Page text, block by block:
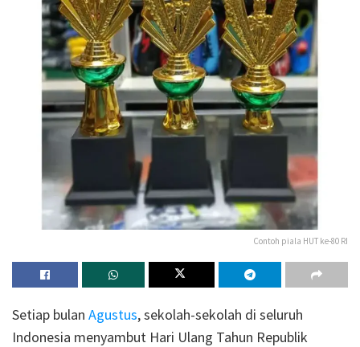
Contoh piala HUT ke-80 RI
Setiap bulan Agustus, sekolah-sekolah di seluruh
Indonesia menyambut Hari Ulang Tahun Republik